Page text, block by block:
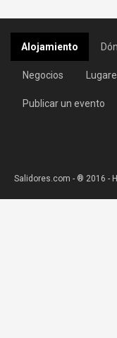
Alojamiento
Negocios
Publicar un evento
Salidores.com - ® 2016 -